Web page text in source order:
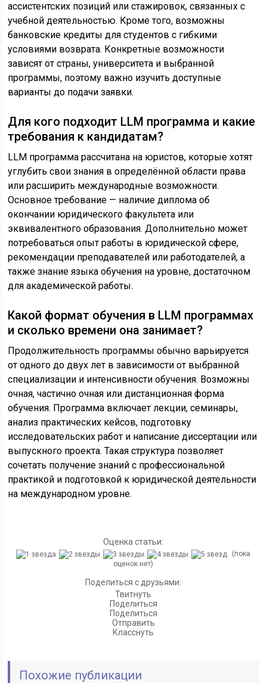
ассистентских позиций или стажировок, связанных с
учебной деятельностью. Кроме того, возможны
банковские кредиты для студентов с гибкими
условиями возврата. Конкретные возможности
зависят от страны, университета и выбранной
программы, поэтому важно изучить доступные
варианты до подачи заявки.
Для кого подходит LLM программа и какие
требования к кандидатам?
LLM программа рассчитана на юристов, которые хотят
углубить свои знания в определённой области права
или расширить международные возможности.
Основное требование — наличие диплома об
окончании юридического факультета или
эквивалентного образования. Дополнительно может
потребоваться опыт работы в юридической сфере,
рекомендации преподавателей или работодателей, а
также знание языка обучения на уровне, достаточном
для академической работы.
Какой формат обучения в LLM программах
и сколько времени она занимает?
Продолжительность программы обычно варьируется
от одного до двух лет в зависимости от выбранной
специализации и интенсивности обучения. Возможны
очная, частично очная или дистанционная форма
обучения. Программа включает лекции, семинары,
анализ практических кейсов, подготовку
исследовательских работ и написание диссертации или
выпускного проекта. Такая структура позволяет
сочетать получение знаний с профессиональной
практикой и подготовкой к юридической деятельности
на международном уровне.
Оценка статьи:
(пока
оценок нет)
Поделиться с друзьями:
Твитнуть
Поделиться
Поделиться
Отправить
Класснуть
Похожие публикации